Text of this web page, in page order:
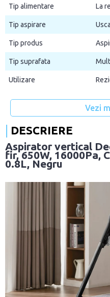
Tip alimentare La
Tip aspirare
Tip produs
Tip suprafata
Utilizare
Vezi
DESCRIERE
Aspirator vertical
fir, 650W, 16000Pa,
0.8L, Negru